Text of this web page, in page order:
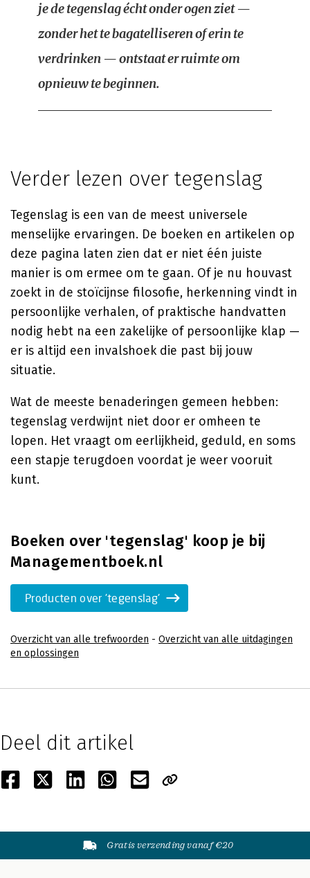
je de tegenslag écht onder ogen ziet —
zonder het te bagatelliseren of erin te
verdrinken — ontstaat er ruimte om
opnieuw te beginnen.
Verder lezen over tegenslag
Tegenslag is een van de meest universele
menselijke ervaringen. De boeken en artikelen op
deze pagina laten zien dat er niet één juiste
manier is om ermee om te gaan. Of je nu houvast
zoekt in de stoïcijnse filosofie, herkenning vindt in
persoonlijke verhalen, of praktische handvatten
nodig hebt na een zakelijke of persoonlijke klap —
er is altijd een invalshoek die past bij jouw
situatie.
Wat de meeste benaderingen gemeen hebben:
tegenslag verdwijnt niet door er omheen te
lopen. Het vraagt om eerlijkheid, geduld, en soms
een stapje terugdoen voordat je weer vooruit
kunt.
Boeken over 'tegenslag' koop je bij
Managementboek.nl
Producten over 'tegenslag'
Overzicht van alle trefwoorden - Overzicht van alle uitdagingen
en oplossingen
Deel dit artikel
Gratis verzending vanaf €20